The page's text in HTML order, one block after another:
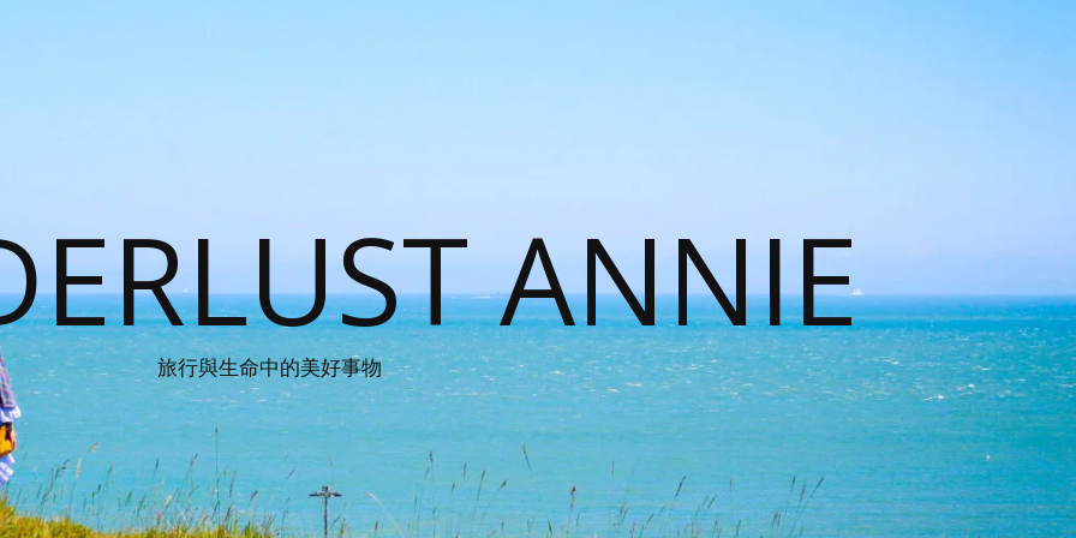
ANNIE
旅行與生命中的美好事物